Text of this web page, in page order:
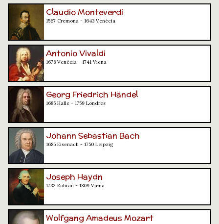
Claudio Monteverdi
1567 Cremona - 1643 Venècia
Antonio Vivaldi
1678 Venècia - 1741 Viena
Georg Friedrich Händel
1685 Halle - 1759 Londres
Johann Sebastian Bach
1685 Eisenach - 1750 Leipzig
Joseph Haydn
1732 Rohrau - 1809 Viena
Wolfgang Amadeus Mozart